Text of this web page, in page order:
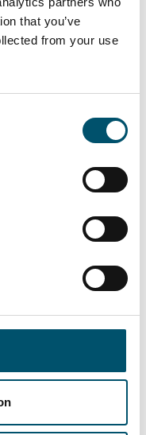
that you’ve
from your use
tempering #glass
leistungsstarke
Glas zu
gibt uns das
Ozeans zu